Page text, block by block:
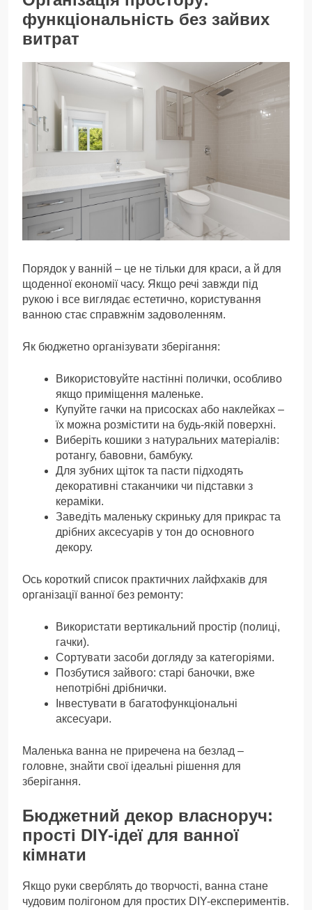
функціональність без зайвих
витрат
Порядок у ванній – це не тільки для краси, а й для
щоденної економії часу. Якщо речі завжди під
рукою і все виглядає естетично, користування
ванною стає справжнім задоволенням.
Як бюджетно організувати зберігання:
Використовуйте настінні полички, особливо
якщо приміщення маленьке.
Купуйте гачки на присосках або наклейках –
їх можна розмістити на будь-якій поверхні.
Виберіть кошики з натуральних матеріалів:
ротангу, бавовни, бамбуку.
Для зубних щіток та пасти підходять
декоративні стаканчики чи підставки з
кераміки.
Заведіть маленьку скриньку для прикрас та
дрібних аксесуарів у тон до основного
декору.
Ось короткий список практичних лайфхаків для
організації ванної без ремонту:
Використати вертикальний простір (полиці,
гачки).
Сортувати засоби догляду за категоріями.
Позбутися зайвого: старі баночки, вже
непотрібні дрібнички.
Інвестувати в багатофункціональні
аксесуари.
Маленька ванна не приречена на безлад –
головне, знайти свої ідеальні рішення для
зберігання.
Бюджетний декор власноруч:
прості DIY-ідеї для ванної
кімнати
Якщо руки сверблять до творчості, ванна стане
чудовим полігоном для простих DIY-експериментів.